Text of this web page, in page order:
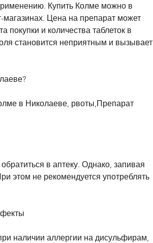
Купить Колме можно в
магазинах. Цена на препарат может
покупки и количества таблеток в
становится неприятным и вызывает
в Николаеве, рвоты,Препарат
в аптеку. Однако, запивая
этом не рекомендуется употреблять
наличии аллергии на дисульфирам,